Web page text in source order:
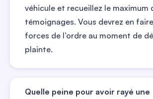
véhicule et recueillez le maximum
témoignages. Vous devrez en
forces de l’ordre au moment de
plainte.
Quelle peine pour avoir rayé une